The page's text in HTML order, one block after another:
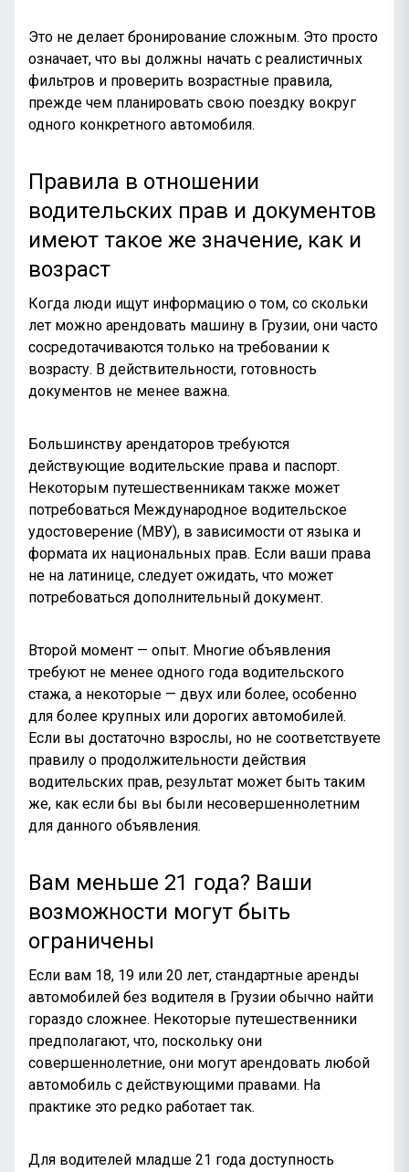
Это не делает бронирование сложным. Это просто
означает, что вы должны начать с реалистичных
фильтров и проверить возрастные правила,
прежде чем планировать свою поездку вокруг
одного конкретного автомобиля.
Правила в отношении
водительских прав и документов
имеют такое же значение, как и
возраст
Когда люди ищут информацию о том, со скольки
лет можно арендовать машину в Грузии, они часто
сосредотачиваются только на требовании к
возрасту. В действительности, готовность
документов не менее важна.
Большинству арендаторов требуются
действующие водительские права и паспорт.
Некоторым путешественникам также может
потребоваться Международное водительское
удостоверение (МВУ), в зависимости от языка и
формата их национальных прав. Если ваши права
не на латинице, следует ожидать, что может
потребоваться дополнительный документ.
Второй момент — опыт. Многие объявления
требуют не менее одного года водительского
стажа, а некоторые — двух или более, особенно
для более крупных или дорогих автомобилей.
Если вы достаточно взрослы, но не соответствуете
правилу о продолжительности действия
водительских прав, результат может быть таким
же, как если бы вы были несовершеннолетним
для данного объявления.
Вам меньше 21 года? Ваши
возможности могут быть
ограничены
Если вам 18, 19 или 20 лет, стандартные аренды
автомобилей без водителя в Грузии обычно найти
гораздо сложнее. Некоторые путешественники
предполагают, что, поскольку они
совершеннолетние, они могут арендовать любой
автомобиль с действующими правами. На
практике это редко работает так.
Для водителей младше 21 года доступность